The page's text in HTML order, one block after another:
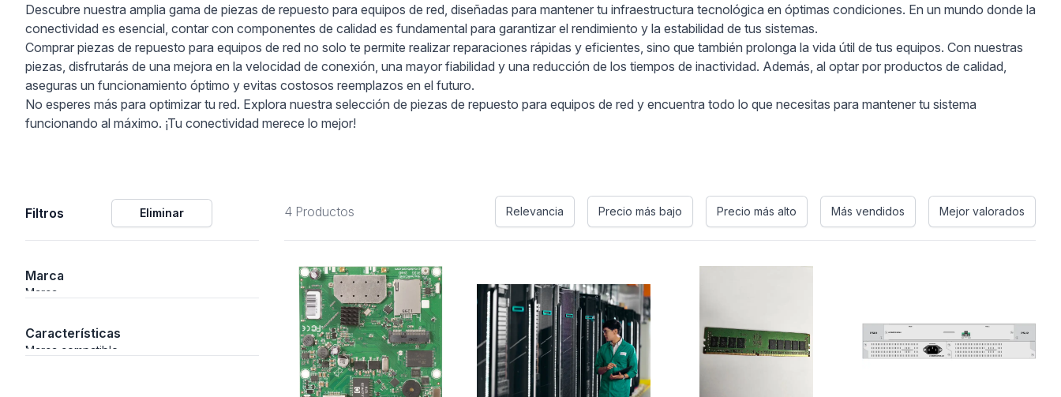
Descubre nuestra amplia gama de piezas de repuesto para equipos de red, diseñadas para mantener tu infraestructura tecnológica en óptimas condiciones. En un mundo donde la
conectividad es esencial, contar con componentes de calidad es fundamental para garantizar el rendimiento y la estabilidad de tus sistemas.
Comprar piezas de repuesto para equipos de red no solo te permite realizar reparaciones rápidas y eficientes, sino que también prolonga la vida útil de tus equipos. Con nuestras
piezas, disfrutarás de una mejora en la velocidad de conexión, una mayor fiabilidad y una reducción de los tiempos de inactividad. Además, al optar por productos de calidad,
aseguras un funcionamiento óptimo y evitas costosos reemplazos en el futuro.
No esperes más para optimizar tu red. Explora nuestra selección de piezas de repuesto para equipos de red y encuentra todo lo que necesitas para mantener tu sistema
funcionando al máximo. ¡Tu conectividad merece lo mejor!
Filtros Eliminar
Marca
Marca
Características
Marca compatible
4 Productos Relevancia Precio más bajo Precio más alto Más vendidos Mejor valorados